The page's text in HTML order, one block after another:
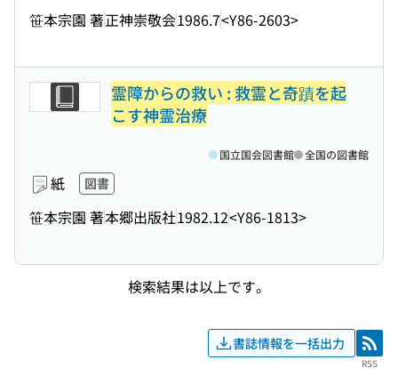
笹本宗園 著正神崇敬会1986.7<Y86-2603>
霊障からの救い : 救霊と奇蹟を起
こす神霊治療
紙 図書
笹本宗園 著本郷出版社1982.12<Y86-1813>
国立国会図書館 全国の図書館
検索結果は以上です。
書誌情報を一括出力 RSS
RSS